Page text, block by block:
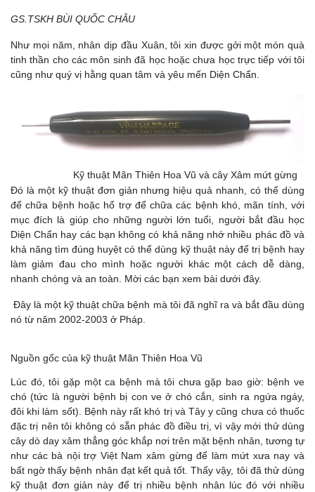
GS.TSKH BÙI QUỐC CHÂU
Như mọi năm, nhân dịp đầu Xuân, tôi xin được gởi một món quà
tinh thần cho các môn sinh đã học hoặc chưa học trực tiếp với tôi
cũng như quý vị hằng quan tâm và yêu mến Diện Chẩn.
Kỹ thuật Mãn Thiên Hoa Vũ và cây Xâm mứt gừng
Đó là một kỹ thuật đơn giản nhưng hiệu quả nhanh, có thể dùng
để chữa bệnh hoặc hổ trợ để chữa các bệnh khó, mãn tính, với
mục đích là giúp cho những người lớn tuổi, người bắt đầu học
Diện Chẩn hay các bạn không có khả năng nhớ nhiều phác đồ và
khả năng tìm đúng huyệt có thể dùng kỹ thuật này để trị bệnh hay
làm giảm đau cho mình hoặc người khác một cách dễ dàng,
nhanh chóng và an toàn. Mời các bạn xem bài dưới đây.
Đây là một kỹ thuật chữa bệnh mà tôi đã nghĩ ra và bắt đầu dùng
nó từ năm 2002-2003 ở Pháp.
Nguồn gốc của kỹ thuật Mãn Thiên Hoa Vũ
Lúc đó, tôi gặp một ca bệnh mà tôi chưa gặp bao giờ: bệnh ve
chó (tức là người bệnh bị con ve ở chó cắn, sinh ra ngứa ngáy,
đôi khi làm sốt). Bệnh này rất khó trị và Tây y cũng chưa có thuốc
đặc trị nên tôi không có sẵn phác đồ điều trị, vì vậy mới thử dùng
cây dò day xâm thẳng góc khắp nơi trên mặt bệnh nhân, tương tự
như các bà nội trợ Việt Nam xâm gừng để làm mứt xưa nay và
bất ngờ thấy bệnh nhân đạt kết quả tốt. Thấy vậy, tôi đã thử dùng
kỹ thuật đơn giản này để trị nhiều bệnh nhân lúc đó với nhiều